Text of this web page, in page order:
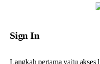
Sign In
Langkah pertama yaitu